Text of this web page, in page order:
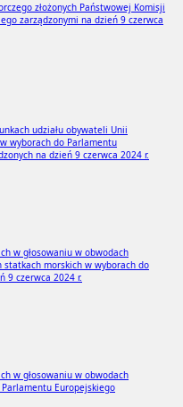
złożonych Państwowej Komisji
zarządzonymi na dzień 9 czerwca
udziału obywateli Unii
wyborach do Parlamentu
na dzień 9 czerwca 2024 r.
w głosowaniu w obwodach
statkach morskich w wyborach do
9 czerwca 2024 r.
w głosowaniu w obwodach
Europejskiego